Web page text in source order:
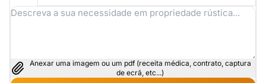
Anexar uma imagem ou um pdf (receita médica, contrato, captura
de ecrã, etc...)